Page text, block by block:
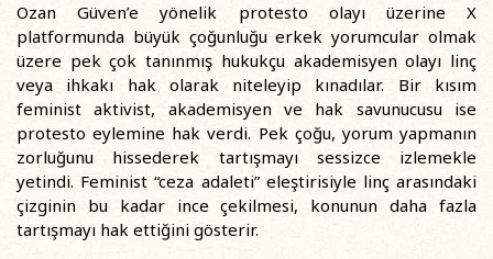
Ozan Güven’e yönelik protesto olayı üzerine X
platformunda büyük çoğunluğu erkek yorumcular olmak
üzere pek çok tanınmış hukukçu akademisyen olayı linç
veya ihkakı hak olarak niteleyip kınadılar. Bir kısım
feminist aktivist, akademisyen ve hak savunucusu ise
protesto eylemine hak verdi. Pek çoğu, yorum yapmanın
zorluğunu hissederek tartışmayı sessizce izlemekle
yetindi. Feminist “ceza adaleti” eleştirisiyle linç arasındaki
çizginin bu kadar ince çekilmesi, konunun daha fazla
tartışmayı hak ettiğini gösterir.